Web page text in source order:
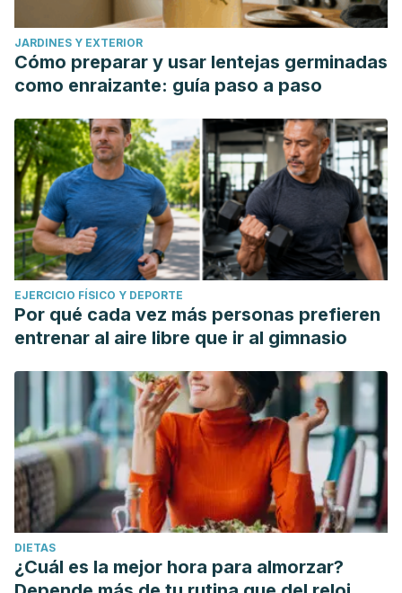
JARDINES Y EXTERIOR
Cómo preparar y usar lentejas germinadas
como enraizante: guía paso a paso
EJERCICIO FÍSICO Y DEPORTE
Por qué cada vez más personas prefieren
entrenar al aire libre que ir al gimnasio
DIETAS
¿Cuál es la mejor hora para almorzar?